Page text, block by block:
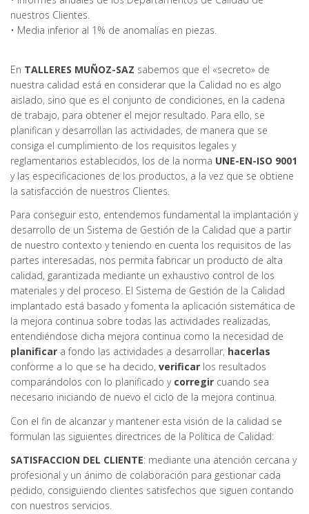
nuestros Clientes.
• Media inferior al 1% de anomalías en piezas.
En TALLERES MUÑOZ-SAZ sabemos que el «secreto» de
nuestra calidad está en considerar que la Calidad no es algo
aislado, sino que es el conjunto de condiciones, en la cadena
de trabajo, para obtener el mejor resultado. Para ello, se
planifican y desarrollan las actividades, de manera que se
consiga el cumplimiento de los requisitos legales y
reglamentarios establecidos, los de la norma UNE-EN-ISO 9001
y las especificaciones de los productos, a la vez que se obtiene
la satisfacción de nuestros Clientes.
Para conseguir esto, entendemos fundamental la implantación y
desarrollo de un Sistema de Gestión de la Calidad que a partir
de nuestro contexto y teniendo en cuenta los requisitos de las
partes interesadas, nos permita fabricar un producto de alta
calidad, garantizada mediante un exhaustivo control de los
materiales y del proceso. El Sistema de Gestión de la Calidad
implantado está basado y fomenta la aplicación sistemática de
la mejora continua sobre todas las actividades realizadas,
entendiéndose dicha mejora continua como la necesidad de
planificar a fondo las actividades a desarrollar, hacerlas
conforme a lo que se ha decido, verificar los resultados
comparándolos con lo planificado ycorregir cuando sea
necesario iniciando de nuevo el ciclo de la mejora continua.
Con el fin de alcanzar y mantener esta visión de la calidad se
formulan las siguientes directrices de la Política de Calidad:
SATISFACCION DEL CLIENTE: mediante una atención cercana y
profesional y un ánimo de colaboración para gestionar cada
pedido, consiguiendo clientes satisfechos que siguen contando
con nuestros servicios.